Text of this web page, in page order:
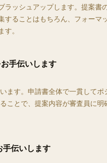
ラッシュアップします。提案書
することはもちろん、フォーマ
。
手伝いします
ます。申請書全体で一貫してポ
ことで、提案内容が審査員に明
手伝いします